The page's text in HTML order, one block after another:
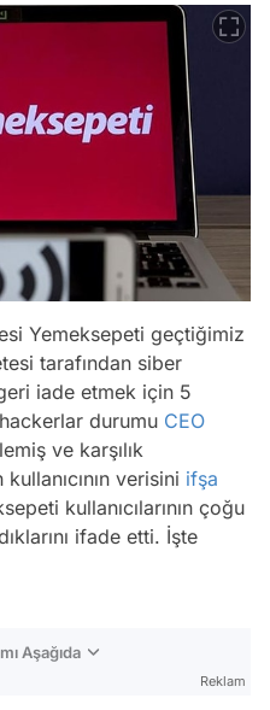
Yemeksepeti geçtiğimiz
tarafından siber
iade etmek için 5
durumu CEO
ve karşılık
verisini ifşa
kullanıcılarının çoğu
ifade etti. İşte
Aşağıda
Reklam